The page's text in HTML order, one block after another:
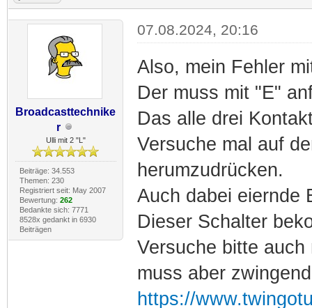
Broadcasttechnike
r
Ulli mit 2 "L"
Beiträge: 34.553
Themen: 230
Registriert seit: May 2007
Bewertung: 262
Bedankte sich: 7771
8528x gedankt in 6930
Beiträgen
07.08.2024, 20:16
Also, mein Fehler
Der muss mit "E"
Das alle drei
Versuche mal auf
herumzudrücken.
Auch dabei eiernde
Dieser Schalter
Versuche bitte
muss aber
https://